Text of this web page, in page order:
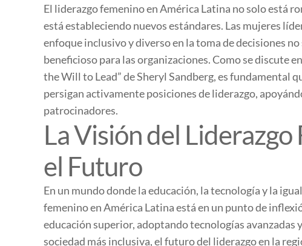
El liderazgo femenino en América Latina no solo está
está estableciendo nuevos estándares. Las mujeres
enfoque inclusivo y diverso en la toma de decisiones
beneficioso para las organizaciones. Como se discute
the Will to Lead” de Sheryl Sandberg, es fundamental
persigan activamente posiciones de liderazgo,
patrocinadores.
La Visión del Liderazgo
el Futuro
En un mundo donde la educación, la tecnología y la
femenino en América Latina está en un punto de
educación superior, adoptando tecnologías avanzadas
sociedad más inclusiva, el futuro del liderazgo en la